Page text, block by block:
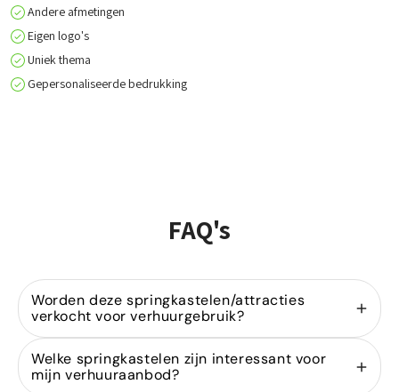
Andere afmetingen
Eigen logo's
Uniek thema
Gepersonaliseerde bedrukking
FAQ's
Worden deze springkastelen/attracties
verkocht voor verhuurgebruik?
Ja, wij zijn gespecialiseerd in de
springkastelenvoor verhuurders. Onze modellen
zijn ontworpen voor intensief gebruik binnen de
Welke springkastelen zijn interessant voor
mijn verhuuraanbod?